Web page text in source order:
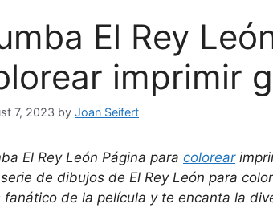
El Rey
imprimir
7, 2023 by Joan Seifert
El Rey León Página para colorear
de dibujos de El Rey León para
fanático de la película y te encanta la